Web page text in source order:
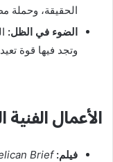
الحقيقة، وحملة
الضوء في الظل:
وتجد فيها قوة
​الأعمال
فيلم: Brief